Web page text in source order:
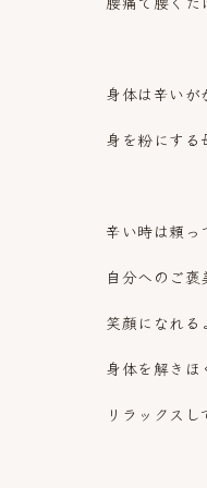
身体は辛いが
身を粉にする
辛い時は頼っ
自分へのご
笑顔になれる
身体を解き
リラックス